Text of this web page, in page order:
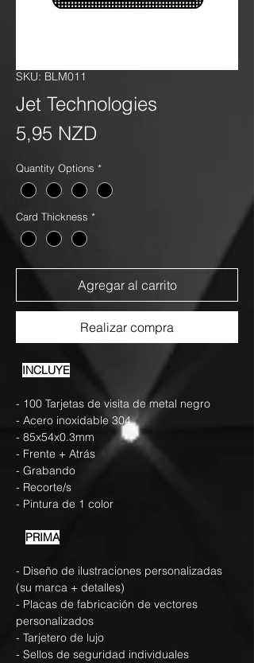
SKU: BLM011
Jet Technologies
5,95 NZD
Quantity Options *
Card Thickness *
Agregar al carrito
Realizar compra
INCLUYE
- 100 Tarjetas de visita de metal negro
- Acero inoxidable 304
- 85x54x0.3mm
- Frente + Atrás
- Grabando
- Recorte/s
- Pintura de 1 color
PRIMA
- Diseño de ilustraciones personalizadas
(su marca + detalles)
- Placas de fabricación de vectores
personalizados
- Tarjetero de lujo
- Sellos de seguridad individuales